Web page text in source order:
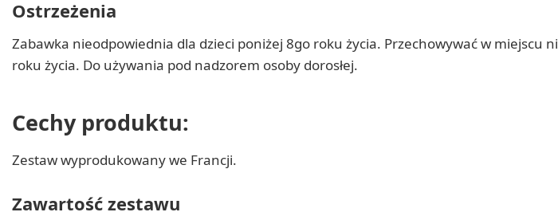
Ostrzeżenia
Zabawka nieodpowiednia dla dzieci poniżej 8go roku życia. Przechowywać w miejscu
roku życia. Do używania pod nadzorem osoby dorosłej.
Cechy produktu:
Zestaw wyprodukowany we Francji.
Zawartość zestawu